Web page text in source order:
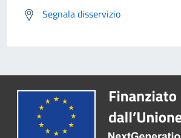
Segnala disservizio